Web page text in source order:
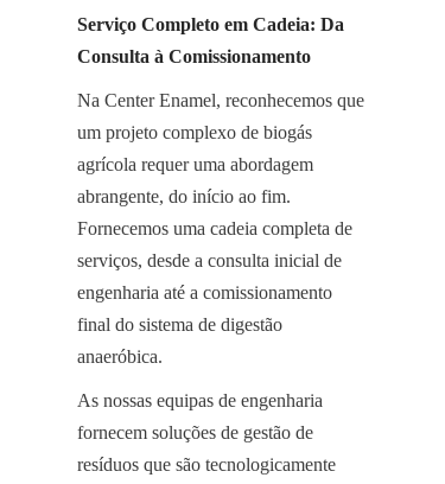
Serviço Completo em Cadeia: Da
Consulta à Comissionamento
Na Center Enamel, reconhecemos que
um projeto complexo de biogás
agrícola requer uma abordagem
abrangente, do início ao fim.
Fornecemos uma cadeia completa de
serviços, desde a consulta inicial de
engenharia até a comissionamento
final do sistema de digestão
anaeróbica.
As nossas equipas de engenharia
fornecem soluções de gestão de
resíduos que são tecnologicamente